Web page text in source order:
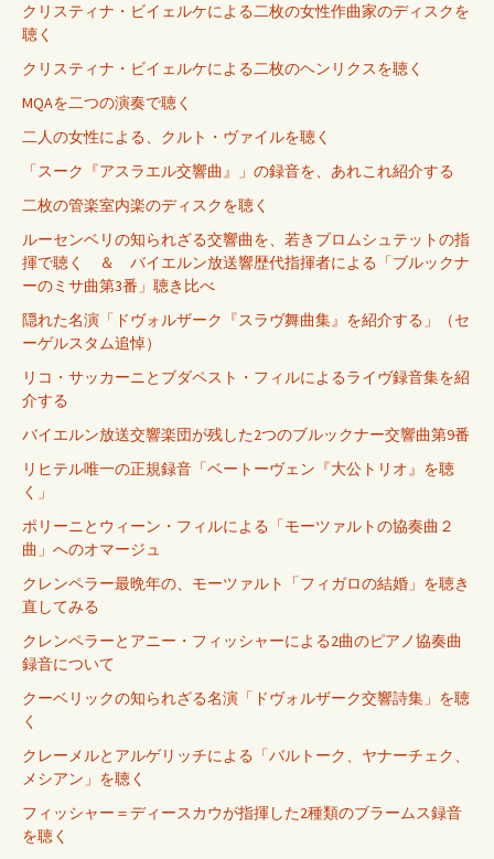
クリスティナ・ビイェルケによる二枚の女性作曲家のディスクを
聴く
クリスティナ・ビイェルケによる二枚のヘンリクスを聴く
MQAを二つの演奏で聴く
二人の女性による、クルト・ヴァイルを聴く
「スーク『アスラエル交響曲』」の録音を、あれこれ紹介する
二枚の管楽室内楽のディスクを聴く
ルーセンベリの知られざる交響曲を、若きブロムシュテットの指
揮で聴く ＆ バイエルン放送響歴代指揮者による「ブルックナ
ーのミサ曲第3番」聴き比べ
隠れた名演「ドヴォルザーク『スラヴ舞曲集』を紹介する」（セ
ーゲルスタム追悼）
リコ・サッカーニとブダペスト・フィルによるライヴ録音集を紹
介する
バイエルン放送交響楽団が残した2つのブルックナー交響曲第9番
リヒテル唯一の正規録音「ベートーヴェン『大公トリオ』を聴
く」
ポリーニとウィーン・フィルによる「モーツァルトの協奏曲２
曲」へのオマージュ
クレンペラー最晩年の、モーツァルト「フィガロの結婚」を聴き
直してみる
クレンペラーとアニー・フィッシャーによる2曲のピアノ協奏曲
録音について
クーベリックの知られざる名演「ドヴォルザーク交響詩集」を聴
く
クレーメルとアルゲリッチによる「バルトーク、ヤナーチェク、
メシアン」を聴く
フィッシャー＝ディースカウが指揮した2種類のブラームス録音
を聴く